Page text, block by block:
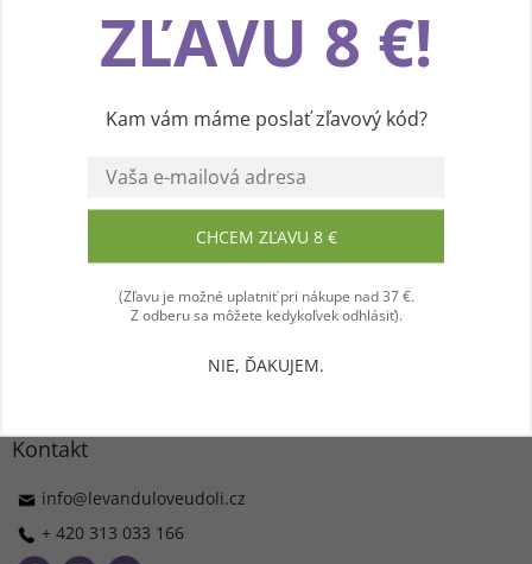
pohodlnú cestu webom Levanduľového údolia.
Vďaka vašim podnetom neustále zlepšujeme
jeho funkcie, výkon a prehľadnosť. Ďakujeme a
Súhlasím
moderná veda?
PREDCHÁDZAJÚCI ČLÁNOK ĎALŠÍ ČLÁNOK
Kontakt
info@levanduloveudoli.cz
+ 420 313 033 166
ZĽAVU 8 €!
Kam vám máme poslať zľavový kód?
CHCEM ZĽAVU 8 €
(Zľavu je možné uplatniť pri nákupe nad 37 €.
Z odberu sa môžete kedykoľvek odhlásiť).
NIE, ĎAKUJEM.